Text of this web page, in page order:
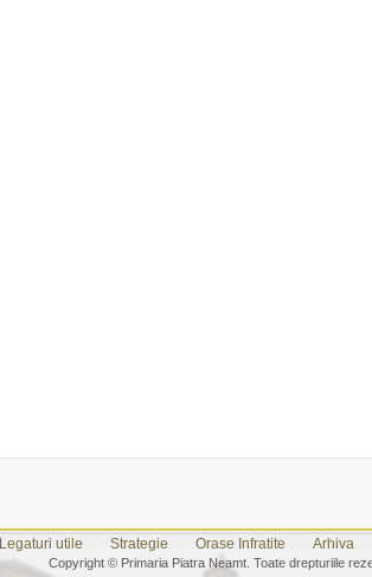
Legaturi utile Strategie Orase Infratite Arhiva
Copyright © Primaria Piatra Neamt. Toate drepturiile